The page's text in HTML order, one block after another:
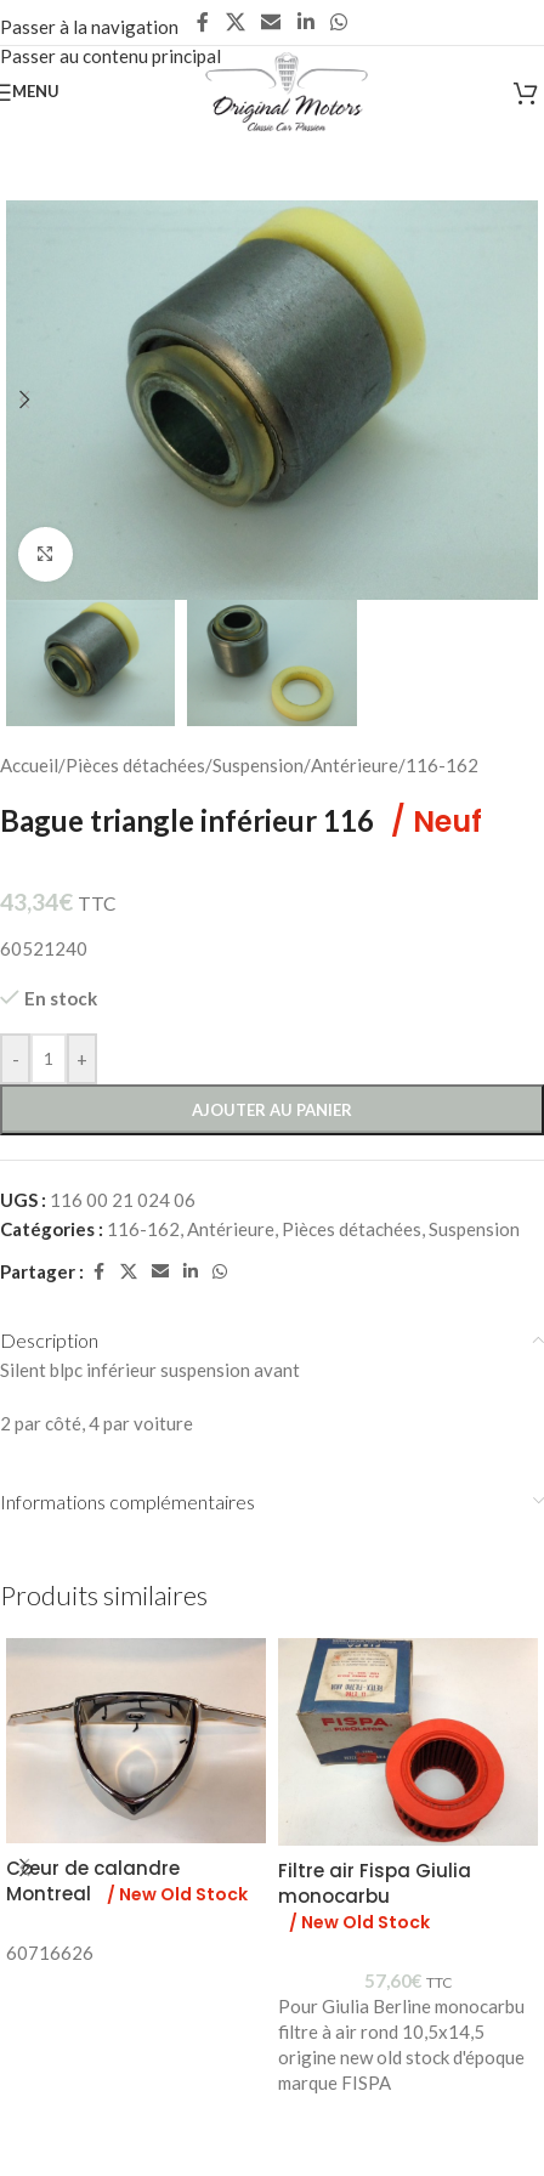
Passer à la navigation
Passer au contenu principal
MENU
Cliquez pour agrandir
Accueil/Pièces détachées/Suspension/Antérieure/116-162
Bague triangle inférieur 116 / Neuf
43,34€ TTC
60521240
En stock
- +
AJOUTER AU PANIER
UGS : 116 00 21 024 06
Catégories : 116-162,Antérieure, Pièces détachées,Suspension
Partager :
Description
Silent blpc inférieur suspension avant
2 par côté, 4 par voiture
Informations complémentaires
Produits similaires
Cœur de calandre
Montreal
/ New Old Stock
60716626
Filtre air Fispa Giulia
monocarbu
/ New Old Stock
57,60€ TTC
Pour Giulia Berline monocarbu
filtre à air rond 10,5x14,5
origine new old stock d'époque
marque FISPA